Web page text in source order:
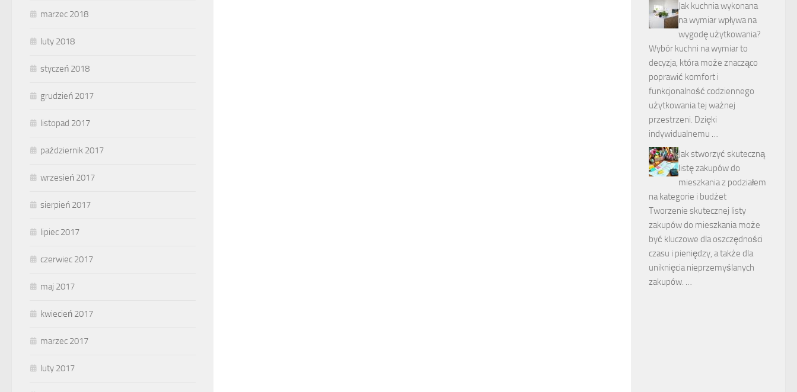
marzec 2018
luty 2018
styczeń 2018
grudzień 2017
listopad 2017
październik 2017
wrzesień 2017
sierpień 2017
lipiec 2017
czerwiec 2017
maj 2017
kwiecień 2017
marzec 2017
luty 2017
Jak kuchnia wykonana
na wymiar wpływa na
wygodę użytkowania?
Wybór kuchni na wymiar to
decyzja, która może znacząco
poprawić komfort i
funkcjonalność codziennego
użytkowania tej ważnej
przestrzeni. Dzięki
indywidualnemu …
Jak stworzyć skuteczną
listę zakupów do
mieszkania z podziałem
na kategorie i budżet
Tworzenie skutecznej listy
zakupów do mieszkania może
być kluczowe dla oszczędności
czasu i pieniędzy, a także dla
uniknięcia nieprzemyślanych
zakupów. …